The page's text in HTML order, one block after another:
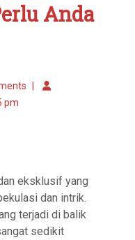
Anda
pm
eksklusif yang
dan intrik.
terjadi di balik
sedikit